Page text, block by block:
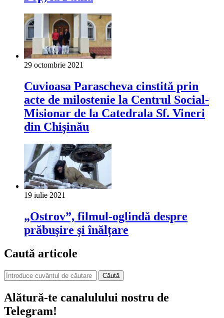
29 octombrie 2021
Cuvioasa Parascheva cinstită prin
acte de milostenie la Centrul Social-
Misionar de la Catedrala Sf. Vineri
din Chișinău
19 iulie 2021
„Ostrov”, filmul-oglindă despre
prăbușire și înălțare
Caută articole
Căută
Alătură-te canalulului nostru de
Telegram!